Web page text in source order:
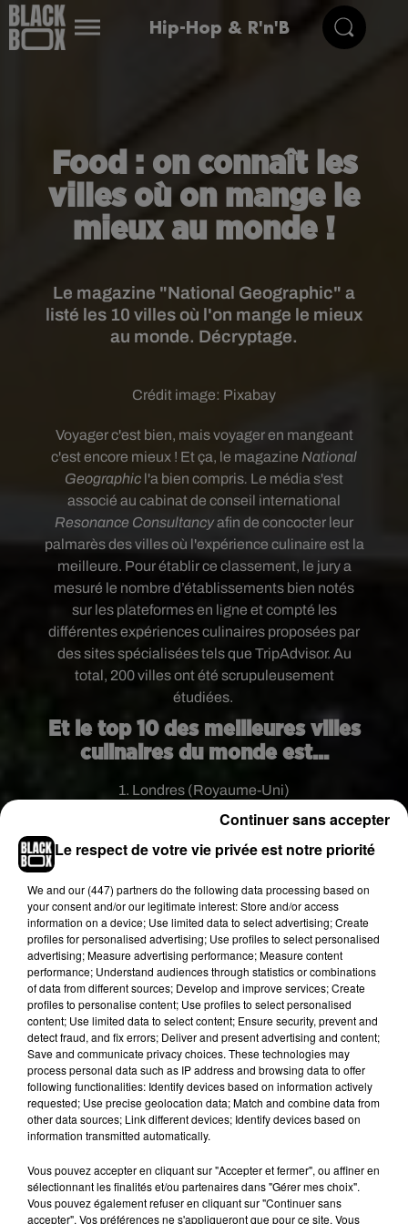
Hip-Hop & R'n'B
Food : on connaît les
villes où on mange le
mieux au monde !
Le magazine "National Geographic" a
listé les 10 villes où l'on mange le mieux
au monde. Décryptage.
Crédit image: Pixabay
Voyager c'est bien, mais voyager en mangeant
c'est encore mieux ! Et ça, le magazine National
Geographic l'a bien compris. Le média s'est
associé au cabinat de conseil international
Resonance Consultancyafin de concocter leur
palmarès des villes où l'expérience culinaire est la
meilleure. Pour établir ce classement, le jury a
mesuré le nombre d’établissements bien notés
sur les plateformes en ligne et compté les
différentes expériences culinaires proposées par
des sites spécialisées tels que TripAdvisor. Au
total, 200 villes ont été scrupuleusement
étudiées.
Et le top 10 des meilleures villes
culinaires du monde est...
1. Londres (Royaume-Uni)
2. Tokyo (Japon)
4. Paris (France)
6. Rome (Italie)
7. Bangkok (Thaïlande)
8. Sao Paulo (Brésil)
9. Barcelone (Espagne)
10. Dubaï
Réputée pour la richesse de sa gastronomie, la
capitale anglaise arrive donc grande première de
ce classement !Le jury a notamment était séduit
par le très animé et célèbreBorough Market, à
l'extrémité sud de London Bridge, parl’Hand and
Flowers (le seul pub aux deux étoiles au guide
chips duGolden Hind, la mythique adresse vieille
de plus de 100 ans.Si Paris n'est qu'à une marche
du podium, les journalistes du magazineNational
Le respect de votre vie privée est notre priorité
We and our (447) partnersdo the following data processing based on
your consent and/or our legitimate interest: Store and/or access
information on a device; Use limited data to select advertising; Create
profiles for personalised advertising; Use profiles to select personalised
advertising; Measure advertising performance; Measure content
performance; Understand audiences through statistics or combinations
of data from different sources; Develop and improve services; Create
profiles to personalise content; Use profiles to select personalised
content; Use limited data to select content; Ensure security, prevent and
detect fraud, and fix errors; Deliver and present advertising and content;
Save and communicate privacy choices. These technologies may
process personal data such as IP address and browsing data to offer
following functionalities: Identify devices based on information actively
requested; Use precise geolocation data; Match and combine data from
other data sources; Link different devices; Identify devices based on
information transmitted automatically.
Vous pouvez accepter en cliquant sur "Accepter et fermer", ou affiner en
sélectionnant les finalités et/ou partenaires dans "Gérer mes choix".
Vous pouvez également refuser en cliquant sur "Continuer sans
accepter". Vos préférences ne s'appliqueront que pour ce site. Vous
Continuer sans accepter